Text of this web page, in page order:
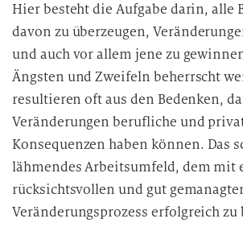
Hier besteht die Aufgabe darin, alle
davon zu überzeugen,
und auch vor allem jene zu
Ängsten und Zweifeln beherrscht
resultieren oft aus den Bedenken,
Veränderungen berufliche und
Konsequenzen haben können. Das
lähmendes Arbeitsumfeld, dem mit
rücksichtsvollen und gut
Veränderungsprozess erfolgreich zu